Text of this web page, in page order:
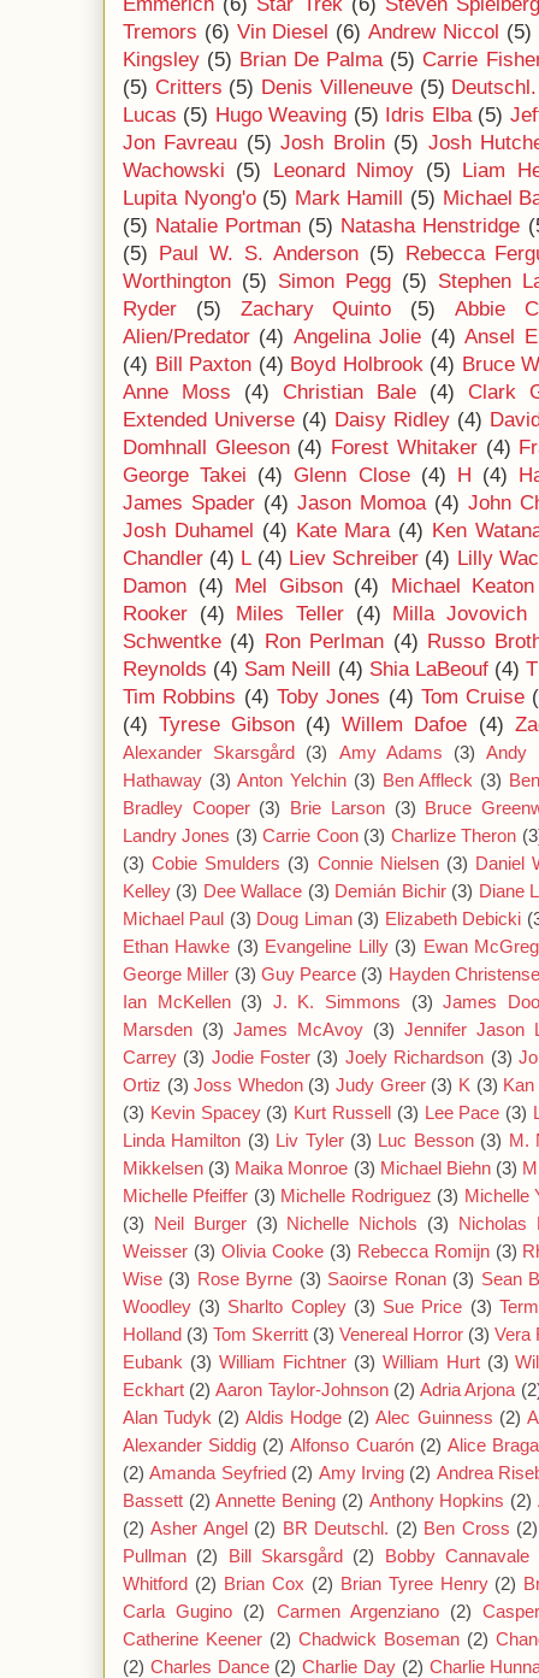
Tremors (6) Vin Diesel (6) Andrew Niccol (5)
Kingsley (5) Brian De Palma (5) Carrie
(5) Critters (5) Denis Villeneuve (5) Deutschl.
Lucas (5) Hugo Weaving (5) Idris Elba (5)
Jon Favreau (5) Josh Brolin (5) Josh
Wachowski (5) Leonard Nimoy (5) Liam
Lupita Nyong'o (5) Mark Hamill (5) Michael
(5) Natalie Portman (5) Natasha Henstridge
(5) Paul W. S. Anderson (5) Rebecca
Worthington (5) Simon Pegg (5) Stephen
Ryder
(5) Zachary Quinto (5)
Abbie
Alien/Predator (4) Angelina Jolie (4) Ansel
(4) Bill Paxton (4) Boyd Holbrook (4) Bruce
Anne Moss
(4) Christian Bale (4)
Clark
Extended Universe (4) Daisy Ridley (4)
Domhnall Gleeson (4) Forest Whitaker (4)
George Takei (4) Glenn Close (4) H (4)
James Spader (4) Jason Momoa (4) John
Josh Duhamel (4) Kate Mara (4) Ken
Chandler (4) L (4) Liev Schreiber (4) Lilly
Damon (4) Mel Gibson (4)
Michael Keaton
Rooker (4) Miles Teller (4) Milla Jovovich
Schwentke (4) Ron Perlman (4) Russo
Reynolds (4) Sam Neill (4) Shia LaBeouf (4)
Tim Robbins (4) Toby Jones (4) Tom Cruise
(4) Tyrese Gibson (4) Willem Dafoe (4)
Alexander Skarsgård (3) Amy Adams (3)
Andy
Hathaway (3) Anton Yelchin (3) Ben Affleck (3)
Bradley Cooper (3) Brie Larson (3) Bruce
Landry Jones (3) Carrie Coon (3) Charlize Theron
(3) Cobie Smulders (3) Connie Nielsen (3) Daniel
Kelley (3) Dee Wallace (3) Demián Bichir (3) Diane
Michael Paul (3) Doug Liman (3) Elizabeth Debicki
Ethan Hawke (3) Evangeline Lilly (3) Ewan
George Miller (3) Guy Pearce (3) Hayden
Ian McKellen (3) J. K. Simmons (3) James
Marsden (3) James McAvoy (3) Jennifer Jason
Carrey (3) Jodie Foster (3) Joely Richardson (3)
Ortiz (3) Joss Whedon (3) Judy Greer (3) K (3) Kan
(3) Kevin Spacey (3) Kurt Russell (3) Lee Pace (3)
Linda Hamilton (3) Liv Tyler (3) Luc Besson (3) M.
Mikkelsen (3) Maika Monroe (3) Michael Biehn (3)
Michelle Pfeiffer (3) Michelle Rodriguez (3) Michelle
(3) Neil Burger (3) Nichelle Nichols (3) Nicholas
Weisser (3) Olivia Cooke (3) Rebecca Romijn (3)
Wise (3) Rose Byrne (3) Saoirse Ronan (3) Sean
Woodley (3) Sharlto Copley (3) Sue Price (3)
Holland (3) Tom Skerritt (3) Venereal Horror (3) Vera
Eubank (3) William Fichtner (3) William Hurt (3)
Eckhart (2) Aaron Taylor-Johnson (2) Adria Arjona
Alan Tudyk (2) Aldis Hodge (2) Alec Guinness (2)
Alexander Siddig (2) Alfonso Cuarón (2) Alice Braga
(2) Amanda Seyfried (2) Amy Irving (2) Andrea
Bassett (2) Annette Bening (2) Anthony Hopkins (2)
(2) Asher Angel (2) BR Deutschl. (2) Ben Cross (2)
Pullman (2) Bill Skarsgård (2)
Bobby Cannavale
Whitford (2) Brian Cox (2) Brian Tyree Henry (2)
Carla Gugino (2) Carmen Argenziano (2)
Catherine Keener (2) Chadwick Boseman (2)
(2) Charles Dance (2) Charlie Day (2) Charlie